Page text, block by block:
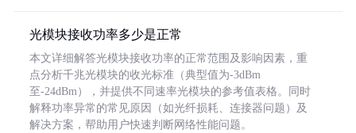
光模块接收功率多少是正常
本文详细解答光模块接收功率的正常范围及影响因素，重
点分析千兆光模块的收光标准（典型值为-3dBm
至-24dBm），并提供不同速率光模块的参考值表格。同时
解释功率异常的常见原因（如光纤损耗、连接器问题）及
解决方案，帮助用户快速判断网络性能问题。